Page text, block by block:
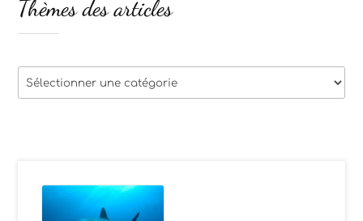
Thèmes des articles
Thèmes
des